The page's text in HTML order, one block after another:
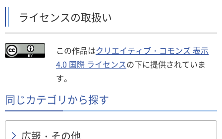
ライセンスの取扱い
この作品はクリエイティブ・コモンズ 表示
4.0 国際 ライセンスの下に提供されていま
す。
同じカテゴリから探す
広報・その他